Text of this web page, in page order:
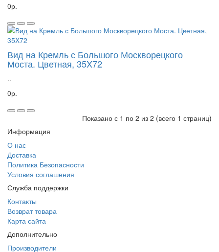
0р.
Вид на Кремль с Большого Москворецкого
Моста. Цветная, 35X72
..
0р.
Показано с 1 по 2 из 2 (всего 1 страниц)
Информация
О нас
Доставка
Политика Безопасности
Условия соглашения
Служба поддержки
Контакты
Возврат товара
Карта сайта
Дополнительно
Производители